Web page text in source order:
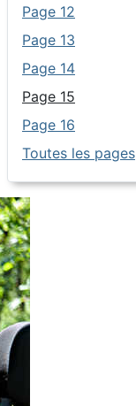
Page 12
Page 13
Page 14
Page 15
Page 16
Toutes les pages